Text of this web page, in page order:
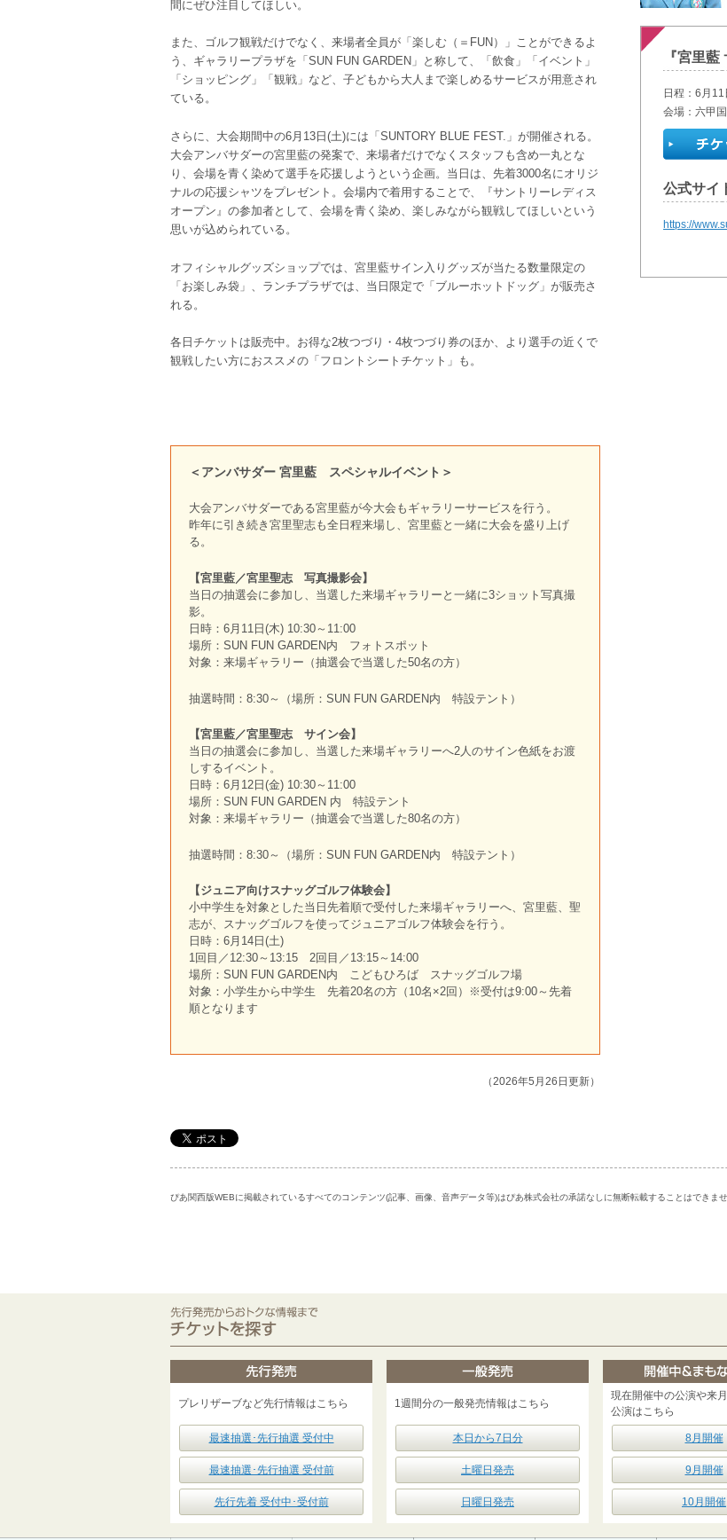
間にぜひ注目してほしい。
また、ゴルフ観戦だけでなく、来場者全員が「楽しむ（＝FUN）」ことができるよ
う、ギャラリープラザを「SUN FUN GARDEN」と称して、「飲食」「イベント」
「ショッピング」「観戦」など、子どもから大人まで楽しめるサービスが用意され
ている。
さらに、大会期間中の6月13日(土)には「SUNTORY BLUE FEST.」が開催される。
大会アンバサダーの宮里藍の発案で、来場者だけでなくスタッフも含め一丸とな
り、会場を青く染めて選手を応援しようという企画。当日は、先着3000名にオリジ
ナルの応援シャツをプレゼント。会場内で着用することで、『サントリーレディス
オープン』の参加者として、会場を青く染め、楽しみながら観戦してほしいという
思いが込められている。
オフィシャルグッズショップでは、宮里藍サイン入りグッズが当たる数量限定の
「お楽しみ袋」、ランチプラザでは、当日限定で「ブルーホットドッグ」が販売さ
れる。
各日チケットは販売中。お得な2枚つづり・4枚つづり券のほか、より選手の近くで
観戦したい方におススメの「フロントシートチケット」も。
＜アンバサダー 宮里藍 スペシャルイベント＞
大会アンバサダーである宮里藍が今大会もギャラリーサービスを行う。
昨年に引き続き宮里聖志も全日程来場し、宮里藍と一緒に大会を盛り上げ
る。
【宮里藍／宮里聖志 写真撮影会】
当日の抽選会に参加し、当選した来場ギャラリーと一緒に3ショット写真撮
影。
日時：6月11日(木) 10:30～11:00
場所：SUN FUN GARDEN内 フォトスポット
対象：来場ギャラリー（抽選会で当選した50名の方）
抽選時間：8:30～（場所：SUN FUN GARDEN内 特設テント）
【宮里藍／宮里聖志 サイン会】
当日の抽選会に参加し、当選した来場ギャラリーへ2人のサイン色紙をお渡
しするイベント。
日時：6月12日(金) 10:30～11:00
場所：SUN FUN GARDEN 内 特設テント
対象：来場ギャラリー（抽選会で当選した80名の方）
抽選時間：8:30～（場所：SUN FUN GARDEN内 特設テント）
【ジュニア向けスナッグゴルフ体験会】
小中学生を対象とした当日先着順で受付した来場ギャラリーへ、宮里藍、聖
志が、スナッグゴルフを使ってジュニアゴルフ体験会を行う。
日時：6月14日(土)
1回目／12:30～13:15 2回目／13:15～14:00
場所：SUN FUN GARDEN内 こどもひろば スナッグゴルフ場
対象：小学生から中学生 先着20名の方（10名×2回）※受付は9:00～先着
順となります
（2026年5月26日更新）
『宮里
日程：6月
会場：六甲
公式サイ
https://
ぴあ関西版WEBに掲載されているすべてのコンテンツ(記事、画像、音声データ等)はぴあ株式会社の承諾なしに無断転載することはできませ
プレリザーブなど先行情報はこちら
最速抽選･先行抽選 受付中
最速抽選･先行抽選 受付前
先行先着 受付中･受付前
1週間分の一般発売情報はこちら
本日から7日分
土曜日発売
日曜日発売
現在開催中の公演や来
公演はこちら
8月開催
9月開催
10月開催